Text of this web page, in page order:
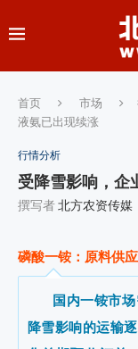
首页 市场
液氨已出现续涨
行情分析
受降雪影响，企
撰写者北方农资传媒
磷酸一铵：原料供
国内一铵市
降雪影响的运输